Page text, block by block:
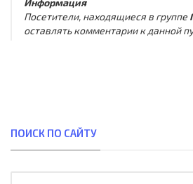
Посетители, находящиеся в группе
оставлять комментарии к данной
ПОИСК ПО САЙТУ